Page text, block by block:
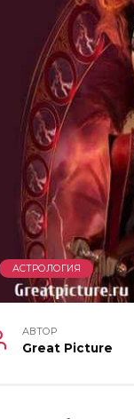
АСТРОЛОГИЯ
АВТОР
Great Picture